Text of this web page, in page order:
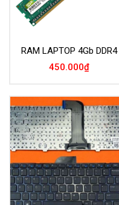
RAM LAPTOP 4Gb DDR4
450.000₫